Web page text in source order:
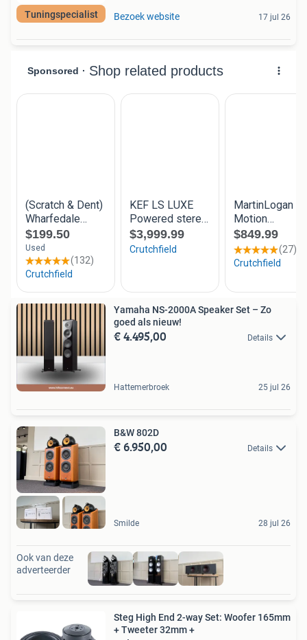
Tuningspecialist Bezoek website 17 jul 26
Yamaha NS-2000A Speaker Set – Zo
goed als nieuw!
€ 4.495,00 Details
Hattemerbroek 25 jul 26
B&W 802D
€ 6.950,00 Details
Smilde 28 jul 26
Ook van deze
adverteerder
Steg High End 2-way Set: Woofer 165mm
+ Tweeter 32mm +